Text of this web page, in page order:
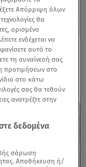
σε
Απόρριψη όλων
θα
ορισμένο
ενδέχεται να
αυτό το
τη συναίνεσή σας
προτιμήσεων στο
στο κάτω
σας θα τεθούν
ανατρέξτε στην
δεδομένα
σάρωση
Αποθήκευση ή/